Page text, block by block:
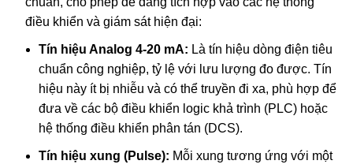
điều khiển và giám sát hiện đại:
Tín hiệu Analog 4-20 mA: Là tín hiệu dòng điện tiêu
chuẩn công nghiệp, tỷ lệ với lưu lượng đo được. Tín
hiệu này ít bị nhiễu và có thể truyền đi xa, phù hợp để
đưa về các bộ điều khiển logic khả trình (PLC) hoặc
hệ thống điều khiển phân tán (DCS).
Tín hiệu xung (Pulse): Mỗi xung tương ứng với một